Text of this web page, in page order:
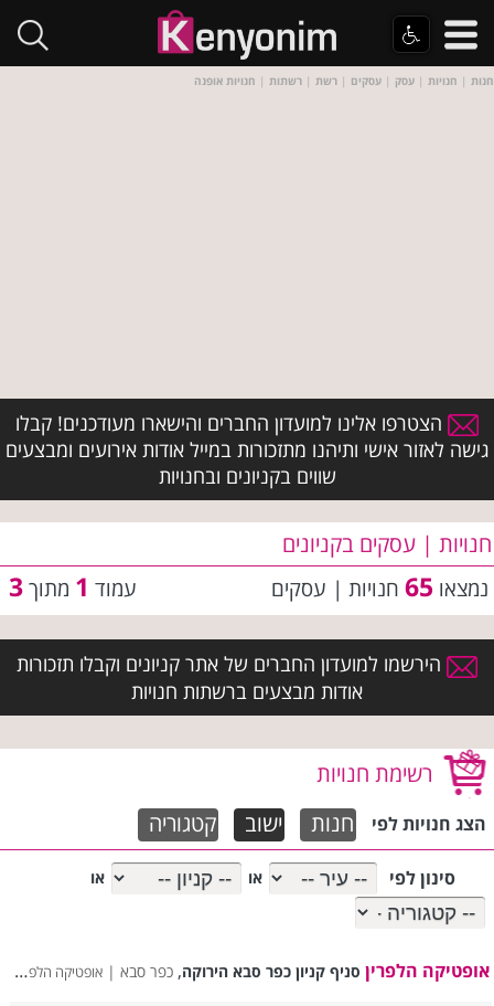
חנות | חנויות | עסק | עסקים | רשת | רשתות | חנויות אופנה
הצטרפו אלינו למועדון החברים והישארו מעודכנים! קבלו
גישה לאזור אישי ותיהנו מתזכורות במייל אודות אירועים ומבצעים
שווים בקניונים ובחנויות
חנויות | עסקים בקניונים
עמוד 1 מתוך3 נמצאו 65 חנויות | עסקים
הירשמו למועדון החברים של אתר קניונים וקבלו תזכורות
אודות מבצעים ברשתות חנויות
רשימת חנויות
הצג חנויות לפי חנות ישוב קטגוריה
סינון לפי או או
אופטיקה הלפרין סניף קניון כפר סבא הירוקה,כפר סבא |אופטיקה הלפרין רשימת סניפים